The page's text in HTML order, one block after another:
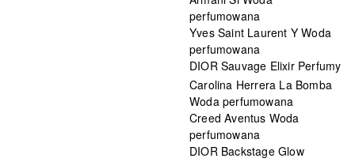
perfumowana
Yves Saint Laurent Y Woda
perfumowana
DIOR Sauvage Elixir Perfumy
Carolina Herrera La Bomba
Woda perfumowana
Creed Aventus Woda
perfumowana
DIOR Backstage Glow